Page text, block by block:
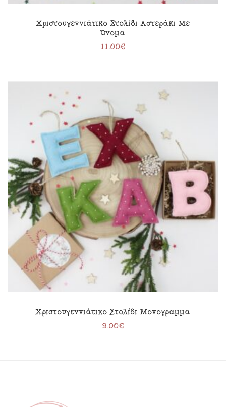
Χριστουγεννιάτικο Στολίδι Αστεράκι Με
Όνομα
11.00€
Χριστουγεννιάτικο Στολίδι Μονόγραμμα
9.00€